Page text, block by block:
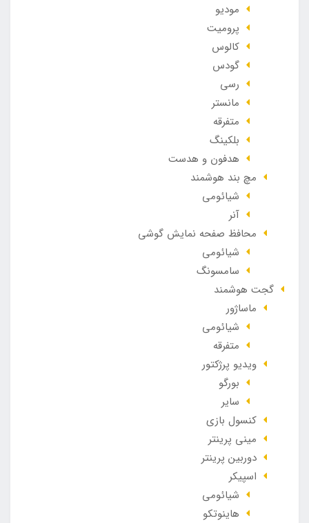
مودیو
پرومیت
کالوس
گودس
رسی
مانستر
متفرقه
بلکینگ
هدفون و هدست
مچ بند هوشمند
شیائومی
آنر
محافظ صفحه نمایش گوشی
شیائومی
سامسونگ
گجت هوشمند
ماساژور
شیائومی
متفرقه
ویدیو پرژکتور
بورگو
سایر
کنسول بازی
مینی پرینتر
دوربین پرینتر
اسپیکر
شیائومی
هاینوتکو